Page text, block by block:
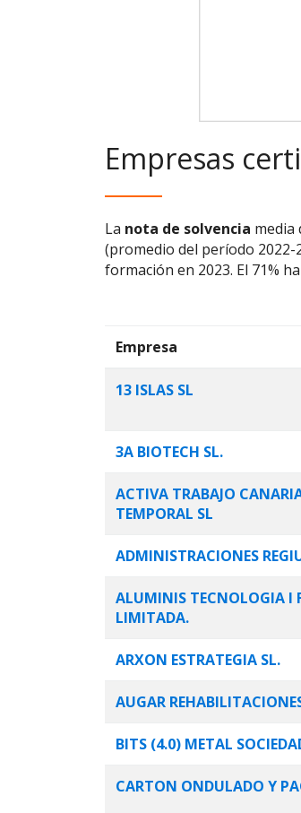
Empresas
La nota de solvencia media
(promedio del período 2022-
formación en 2023. El 71%
Empresa
13 ISLAS SL
3A BIOTECH SL.
ACTIVA TRABAJO
TEMPORAL SL
ADMINISTRACIONES
ALUMINIS TECNOLOGIA I
LIMITADA.
ARXON ESTRATEGIA SL.
AUGAR
BITS (4.0) METAL
CARTON ONDULADO Y